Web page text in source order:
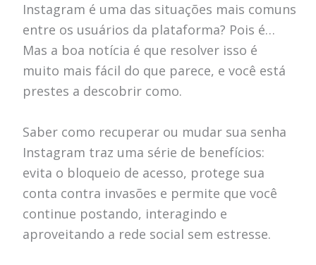
Instagram é uma das situações mais comuns
entre os usuários da plataforma? Pois é…
Mas a boa notícia é que resolver isso é
muito mais fácil do que parece, e você está
prestes a descobrir como.
Saber como recuperar ou mudar sua senha
Instagram traz uma série de benefícios:
evita o bloqueio de acesso, protege sua
conta contra invasões e permite que você
continue postando, interagindo e
aproveitando a rede social sem estresse.